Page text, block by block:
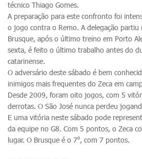
técnico Thiago Gomes.
A preparação para este confronto foi
o jogo contra o Remo. A delegação partiu
Brusque, após o último treino em Porto
sexta, é feito o último trabalho antes do
catarinense.
O adversário deste sábado é bem
inimigos mais frequentes do Zeca em
Desde 2009, foram oito jogos, com 5
derrotas. O São José nunca perdeu
E uma vitória neste sábado pode
da equipe no G8. Com 5 pontos, o Zeca
lugar. O Brusque é o 7⁰, com 7 pontos.